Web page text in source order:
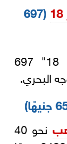
(697
سجل سعر جرام الذهب "عيار 18" 697
البحري.
نحو 40